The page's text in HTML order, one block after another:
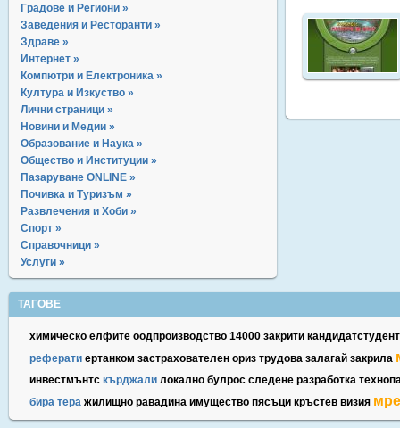
Градове и Региони »
Заведения и Ресторанти »
Здраве »
Интернет »
Компютри и Електроника »
Култура и Изкуство »
Лични страници »
Новини и Медии »
Образование и Наука »
Общество и Институции »
Пазаруване ONLINE »
Почивка и Туризъм »
Развлечения и Хоби »
Спорт »
Справочници »
Услуги »
ТАГОВЕ
химическо елфите оодпроизводство 14000 закрити
реферати ертанком застрахователен ориз трудова залагай закрила
инвестмънтс кърджали локално булрос следене разработка
бира тера жилищно равадина имущество пясъци кръстев визия